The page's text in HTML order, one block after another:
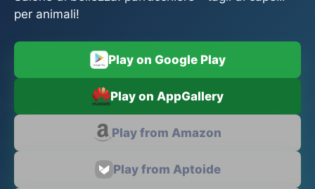
per animali!
Play on Google Play
Play on AppGallery
Play from Amazon
Play from Aptoide